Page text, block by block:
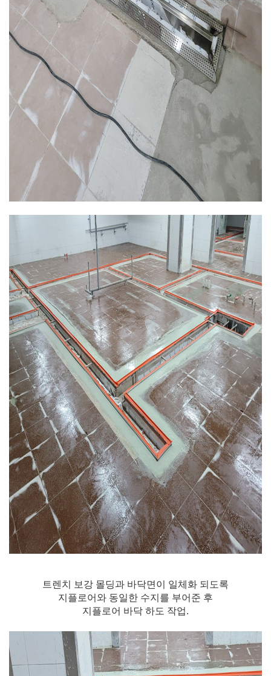
트렌치 보강 몰딩과 바닥면이 일체화 되도록
지플로어와 동일한 수지를 부어준 후
지플로어 바닥 하도 작업.